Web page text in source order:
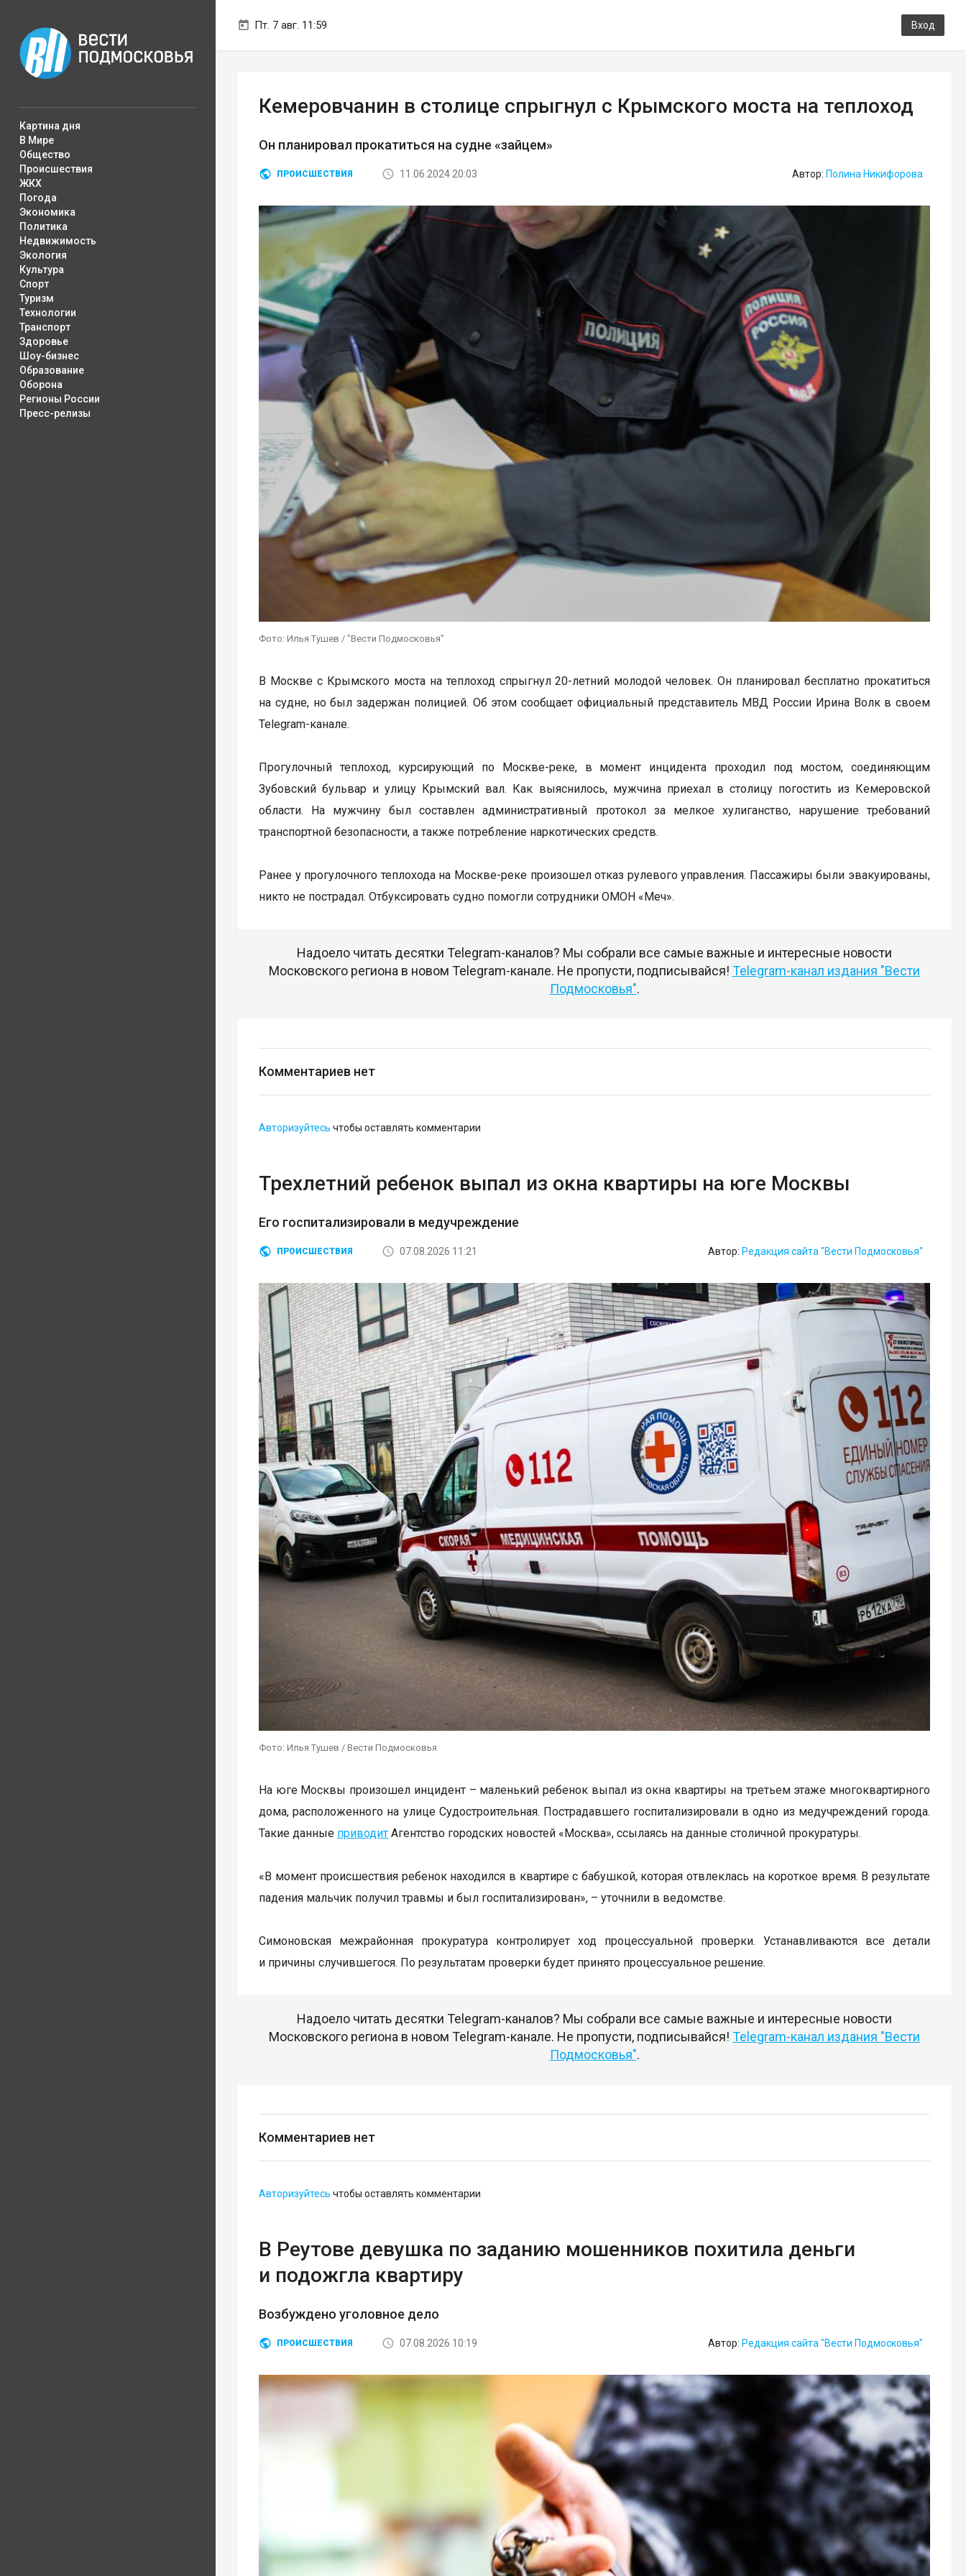
Пт. 7 авг. 11:59 Вход
Картина дня
В Мире
Общество
Происшествия
ЖКХ
Погода
Экономика
Политика
Недвижимость
Экология
Культура
Спорт
Туризм
Технологии
Транспорт
Здоровье
Шоу-бизнес
Образование
Оборона
Регионы России
Пресс-релизы
Кемеровчанин в столице спрыгнул с Крымского моста на теплоход
Он планировал прокатиться на судне «зайцем»
ПРОИСШЕСТВИЯ 11.06.2024 20:03 Автор: Полина Никифорова
Фото: Илья Тушев / "Вести Подмосковья"
В Москве с Крымского моста на теплоход спрыгнул 20-летний молодой человек. Он планировал бесплатно прокатиться
на судне, но был задержан полицией. Об этом сообщает официальный представитель МВД России Ирина Волк в своем
Telegram-канале.
Прогулочный теплоход, курсирующий по Москве-реке, в момент инцидента проходил под мостом, соединяющим
Зубовский бульвар и улицу Крымский вал. Как выяснилось, мужчина приехал в столицу погостить из Кемеровской
области. На мужчину был составлен административный протокол за мелкое хулиганство, нарушение требований
транспортной безопасности, а также потребление наркотических средств.
Ранее у прогулочного теплохода на Москве-реке произошел отказ рулевого управления. Пассажиры были эвакуированы,
никто не пострадал. Отбуксировать судно помогли сотрудники ОМОН «Меч».
Надоело читать десятки Telegram-каналов? Мы собрали все самые важные и интересные новости
Московского региона в новом Telegram-канале. Не пропусти, подписывайся! Telegram-канал издания "Вести
Подмосковья".
Комментариев нет
Авторизуйтесь чтобы оставлять комментарии
Трехлетний ребенок выпал из окна квартиры на юге Москвы
Его госпитализировали в медучреждение
ПРОИСШЕСТВИЯ 07.08.2026 11:21 Автор: Редакция сайта "Вести Подмосковья"
Фото: Илья Тушев / Вести Подмосковья
На юге Москвы произошел инцидент – маленький ребенок выпал из окна квартиры на третьем этаже многоквартирного
дома, расположенного на улице Судостроительная. Пострадавшего госпитализировали в одно из медучреждений города.
Такие данные приводит Агентство городских новостей «Москва», ссылаясь на данные столичной прокуратуры.
«В момент происшествия ребенок находился в квартире с бабушкой, которая отвлеклась на короткое время. В результате
падения мальчик получил травмы и был госпитализирован», – уточнили в ведомстве.
Симоновская межрайонная прокуратура контролирует ход процессуальной проверки. Устанавливаются все детали
и причины случившегося. По результатам проверки будет принято процессуальное решение.
Надоело читать десятки Telegram-каналов? Мы собрали все самые важные и интересные новости
Московского региона в новом Telegram-канале. Не пропусти, подписывайся! Telegram-канал издания "Вести
Подмосковья".
Комментариев нет
Авторизуйтесь чтобы оставлять комментарии
В Реутове девушка по заданию мошенников похитила деньги
и подожгла квартиру
Возбуждено уголовное дело
ПРОИСШЕСТВИЯ 07.08.2026 10:19 Автор: Редакция сайта "Вести Подмосковья"